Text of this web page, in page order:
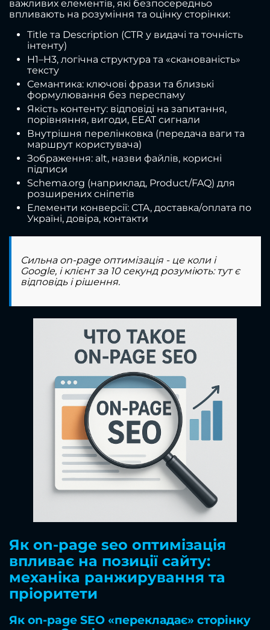
важливих елементів, які безпосередньо
впливають на розуміння та оцінку сторінки:
Title та Description (CTR у видачі та точність
інтенту)
H1–H3, логічна структура та «сканованість»
тексту
Семантика: ключові фрази та близькі
формулювання без переспаму
Якість контенту: відповіді на запитання,
порівняння, вигоди, EEAT сигнали
Внутрішня перелінковка (передача ваги та
маршрут користувача)
Зображення: alt, назви файлів, корисні
підписи
Schema.org (наприклад, Product/FAQ) для
розширених сніпетів
Елементи конверсії: CTA, доставка/оплата по
Україні, довіра, контакти
Сильна on-page оптимізація - це коли і
Google, і клієнт за 10 секунд розуміють: тут є
відповідь і рішення.
Як on-page seo оптимізація
впливає на позиції сайту:
механіка ранжирування та
пріоритети
Як on-page SEO «перекладає» сторінку